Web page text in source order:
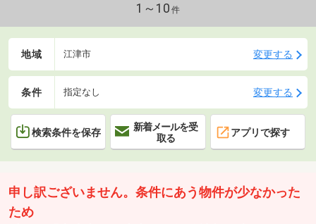
1～10 件
地域 江津市 変更する
条件 指定なし 変更する
検索条件を保存
新着メールを受
取る
アプリで探す
申し訳ございません。条件にあう物件が少なかった
ため